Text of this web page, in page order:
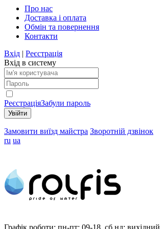
Про нас
Доставка і оплата
Обмін та повернення
Контакти
Вхід | Реєстрація
Вхід в систему
РеєстраціяЗабули пароль
Замовити виїзд майстра Зворотній дзвінок
ru ua
Графік роботи: пн-пт: 09-18, сб,нд: вихідний